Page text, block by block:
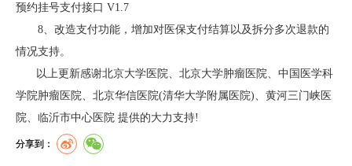
预约挂号支付接口 V1.7
8、改造支付功能，增加对医保支付结算以及拆分多次退款的
情况支持。
以上更新感谢北京大学医院、北京大学肿瘤医院、中国医学科
学院肿瘤医院、北京华信医院(清华大学附属医院)、黄河三门峡医
院、临沂市中心医院 提供的大力支持!
分享到：